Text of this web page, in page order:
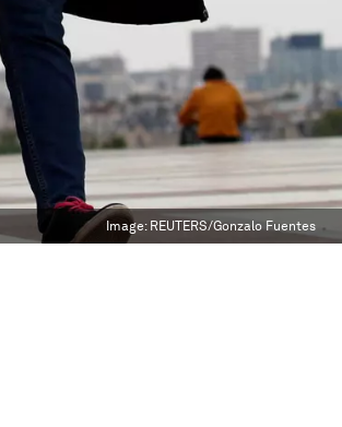
Image: REUTERS/Gonzalo Fuentes